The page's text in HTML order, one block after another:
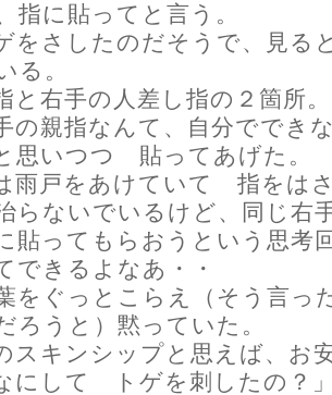
指に貼ってと言う。
をさしたのだそうで、見る
る。
と右手の人差し指の２箇所。
親指なんて、自分ででき
思いつつ 貼ってあげた。
雨戸をあけていて 指をは
らないでいるけど、同じ右
ってもらおうという思考
できるよなあ・・
をぐっとこらえ（そう言っ
ろうと）黙っていた。
スキンシップと思えば、お
にして トゲを刺したの？